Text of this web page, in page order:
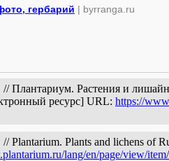
гербарий | byrranga.ru
Плантариум. Растения и
ресурс] URL: https://
Plants and lichens of
lang/en/page/view/